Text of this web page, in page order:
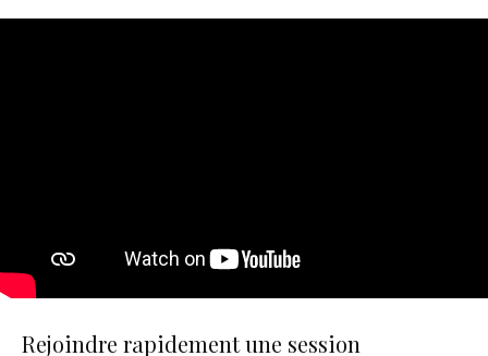
Rejoindre rapidement une session